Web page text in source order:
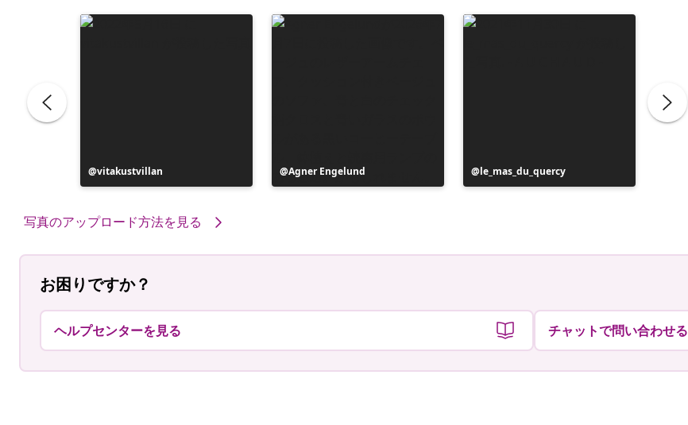
投
稿
vitakustvillan
投
稿
Agner Engelund
投
稿
le_mas_du_quercy
写真のアップロード方法を見る
お困りですか？
ヘルプセンターを見る チャットで問い合わせる